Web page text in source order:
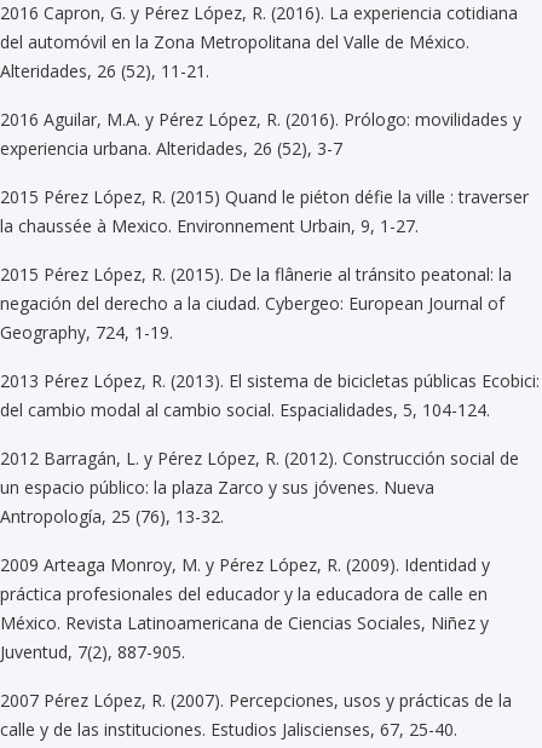
2016 Capron, G. y Pérez López, R. (2016). La experiencia cotidiana
del automóvil en la Zona Metropolitana del Valle de México.
Alteridades, 26 (52), 11-21.
2016 Aguilar, M.A. y Pérez López, R. (2016). Prólogo: movilidades y
experiencia urbana. Alteridades, 26 (52), 3-7
2015 Pérez López, R. (2015) Quand le piéton défie la ville : traverser
la chaussée à Mexico. Environnement Urbain, 9, 1-27.
2015 Pérez López, R. (2015). De la flânerie al tránsito peatonal: la
negación del derecho a la ciudad. Cybergeo: European Journal of
Geography, 724, 1-19.
2013 Pérez López, R. (2013). El sistema de bicicletas públicas Ecobici:
del cambio modal al cambio social. Espacialidades, 5, 104-124.
2012 Barragán, L. y Pérez López, R. (2012). Construcción social de
un espacio público: la plaza Zarco y sus jóvenes. Nueva
Antropología, 25 (76), 13-32.
2009 Arteaga Monroy, M. y Pérez López, R. (2009). Identidad y
práctica profesionales del educador y la educadora de calle en
México. Revista Latinoamericana de Ciencias Sociales, Niñez y
Juventud, 7(2), 887-905.
2007 Pérez López, R. (2007). Percepciones, usos y prácticas de la
calle y de las instituciones. Estudios Jaliscienses, 67, 25-40.